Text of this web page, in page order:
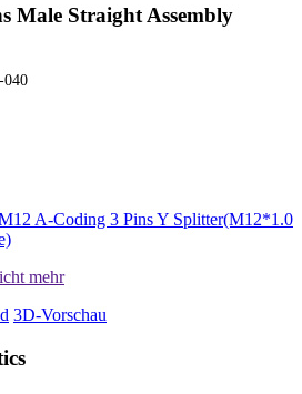
Male Straight Assembly
040
A-Coding 3 Pins Y Splitter(M12*1.0
mehr
3D-Vorschau